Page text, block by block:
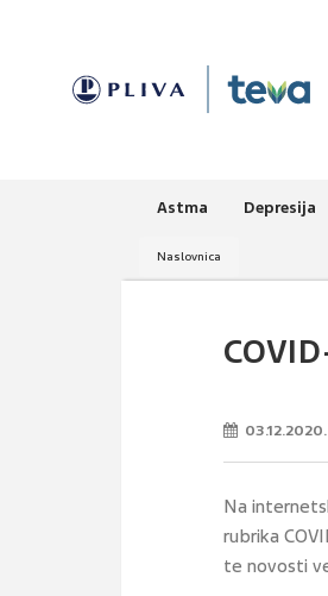
Astma Depresija
Naslovnica
03.12.2020.
Na
rubrika
te novosti